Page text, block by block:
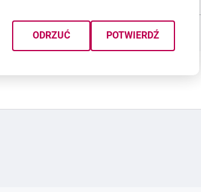
ODRZUĆ POTWIERDŹ